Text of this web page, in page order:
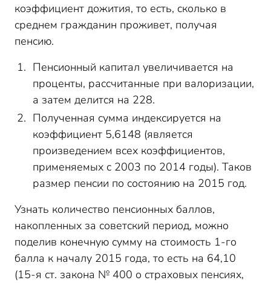
коэффициент дожития, то есть, сколько в
среднем гражданин проживет, получая
пенсию.
Пенсионный капитал увеличивается на
проценты, рассчитанные при валоризации,
а затем делится на 228.
Полученная сумма индексируется на
коэффициент 5,6148 (является
произведением всех коэффициентов,
применяемых с 2003 по 2014 годы). Таков
размер пенсии по состоянию на 2015 год.
Узнать количество пенсионных баллов,
накопленных за советский период, можно
поделив конечную сумму на стоимость 1-го
балла к началу 2015 года, то есть на 64,10
(15-я ст. закона № 400 о страховых пенсиях,